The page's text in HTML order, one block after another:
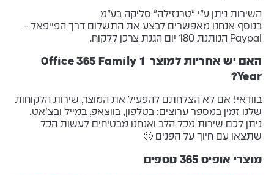
השירות ניתן ע"י "טרנזילה" סליקה בע"מ
בנוסף אנחנו מאפשרים לבצע את התשלום דרך הפייפאל –
Paypal הנותנת 180 יום הגנת צרכן ללקוח.
האם יש אחריות למוצר Office 365 Family 1
Year?
בוודאי! אם לא הצלחתם להפעיל את המוצר, שירות הלקוחות
שלנו זמין במספר ערוצים: בטלפון, בווצאפ, במייל ובצ'אט.
ניתן לכם שירות מכל הלב ואנחנו מבטיחים לעשות הכל
שתצאו עם חיוך על הפנים 🙂
מוצרי אופיס 365 נוספים